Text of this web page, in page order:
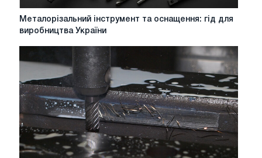
Металорізальний
інструмент
гід
виробництва
України
Металорізальний інструмент та оснащення: гід для
виробництва України